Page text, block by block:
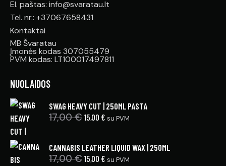
El. paštas: info@svaratau.lt
Tel. nr.: +37067658431
Kontaktai
MB Švaratau
Įmonės kodas 307055479
PVM kodas: LT100017497811
NUOLAIDOS
SWAG HEAVY CUT | 250ML PASTA
17,00€ 15,00 € su PVM
CANNABIS LEATHER LIQUID WAX | 250ML
17,00€ 15,00 € su PVM